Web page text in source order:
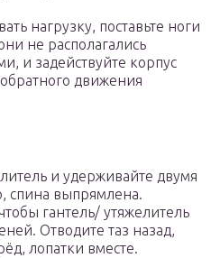
нагрузку, поставьте ноги
не располагались
и задействуйте корпус
движения
и удерживайте двумя
спина выпрямлена.
гантель/ утяжелитель
Отводите таз назад,
лопатки вместе.